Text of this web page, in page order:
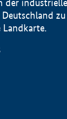
der
Landkarte.